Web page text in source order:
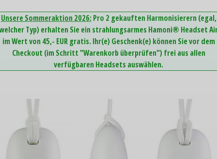
Unsere Sommeraktion 2026: Pro 2 gekauften Harmonisierern (egal,
Typ) erhalten Sie ein strahlungsarmes Hamoni® Headset
im Wert von 45,- EUR gratis. Ihr(e) Geschenk(e) können Sie vor dem
Checkout (im Schritt "Warenkorb überprüfen") frei aus allen
verfügbaren Headsets auswählen.